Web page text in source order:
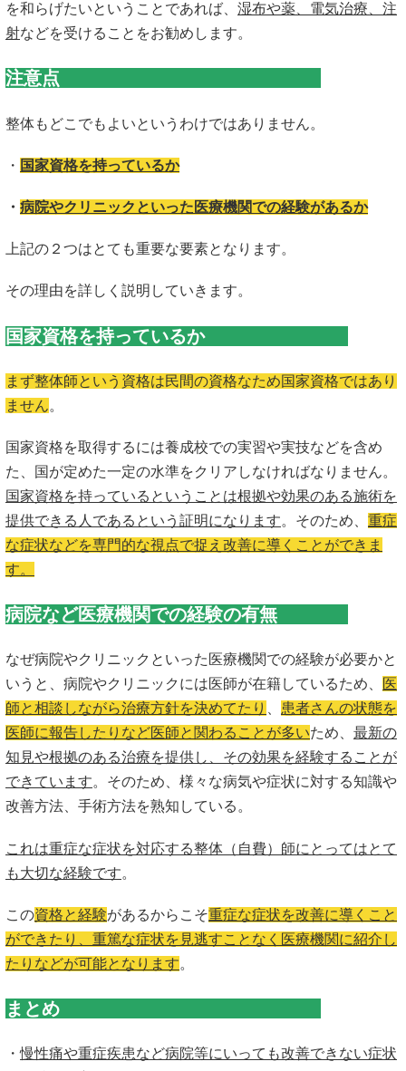
を和らげたいということであれば、 湿布や薬、電気治療、注
射などを受けることをお勧めします。
注意点
整体もどこでもよいというわけではありません。
・ 国家資格を持っているか
・ 病院やクリニックといった医療機関での経験があるか
上記の２つはとても重要な要素となります。
その理由を詳しく説明していきます。
国家資格を持っているか
まず整体師という資格は民間の資格なため国家資格ではあり
ません。
国家資格を取得するには養成校での実習や実技などを含め
た、国が定めた一定の水準をクリアしなければなりません。
国家資格を持っているということは根拠や効果のある施術を
提供できる人であるという証明になります。そのため、 重症
な症状などを専門的な視点で捉え改善に導くことができま
す。
病院など医療機関での経験の有無
なぜ病院やクリニックといった医療機関での経験が必要かと
いうと、病院やクリニックには医師が在籍しているため、
医
師と相談しながら治療方針を決めてたり
患者さんの状態を
医師に報告したりなど医師と関わることが多いため
最新の
知見や根拠のある治療を提供し、その効果を経験することが
できています。そのため、様々な病気や症状に対する知識や
改善方法、手術方法を熟知している。
これは重症な症状を対応する整体（自費）師にとってはとて
も大切な経験です。
この資格と経験があるからこそ重症な症状を改善に導くこと
ができたり、重篤な症状を見逃すことなく医療機関に紹介し
たりなどが可能となります。
まとめ
・慢性痛や重症疾患など病院等にいっても改善できない症状